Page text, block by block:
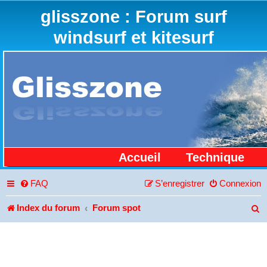
glisszone : Forum surf
windsurf et kitesurf
Accueil Technique
FAQ Connexion
S’enregistrer
Index du forum Forum spot